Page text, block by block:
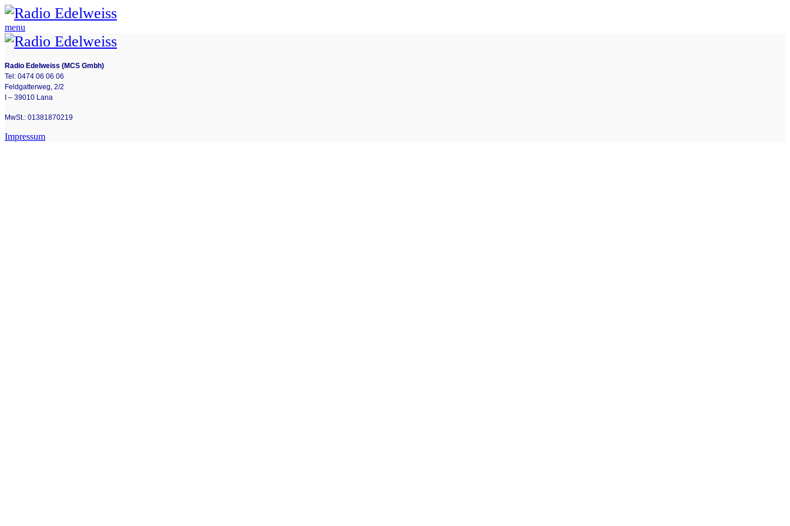
menu
Radio Edelweiss (MCS Gmbh)
Tel: 0474 06 06 06
Feldgatterweg, 2/2
I – 39010 Lana
MwSt.: 01381870219
Impressum